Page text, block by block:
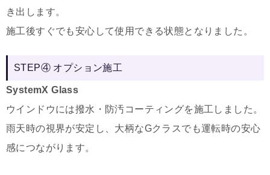
き出します。
施工後すぐでも安心して使用できる状態となりました。
STEP④ オプション施工
SystemX Glass
ウインドウには撥水・防汚コーティングを施工しました。
雨天時の視界が安定し、大柄なGクラスでも運転時の安心
感につながります。